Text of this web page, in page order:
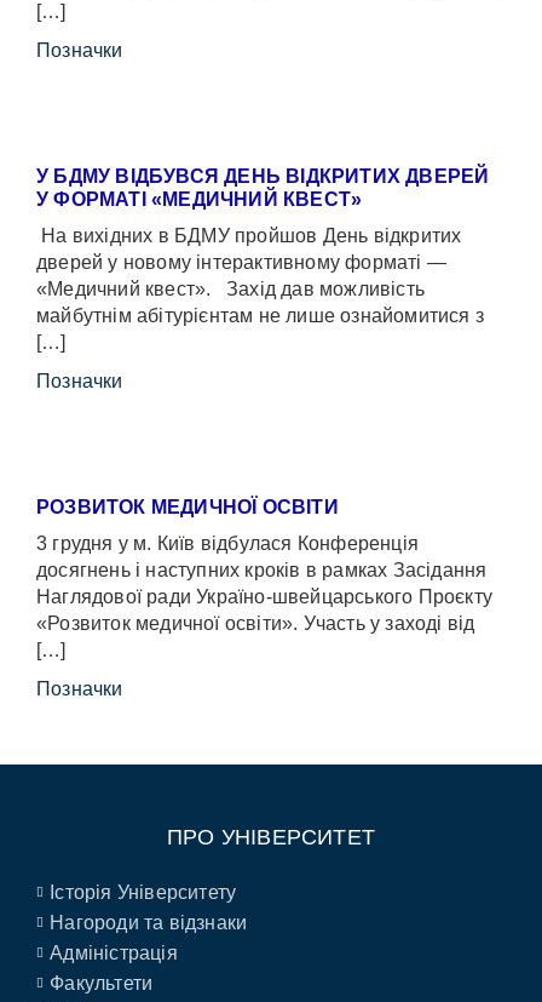
[…]
Позначки
У БДМУ ВІДБУВСЯ ДЕНЬ ВІДКРИТИХ ДВЕРЕЙ
У ФОРМАТІ «МЕДИЧНИЙ КВЕСТ»
На вихідних в БДМУ пройшов День відкритих
дверей у новому інтерактивному форматі —
«Медичний квест». Захід дав можливість
майбутнім абітурієнтам не лише ознайомитися з
[…]
Позначки
РОЗВИТОК МЕДИЧНОЇ ОСВІТИ
3 грудня у м. Київ відбулася Конференція
досягнень і наступних кроків в рамках Засідання
Наглядової ради Україно-швейцарського Проєкту
«Розвиток медичної освіти». Участь у заході від
[…]
Позначки
ПРО УНІВЕРСИТЕТ
Історія Університету
Нагороди та відзнаки
Адміністрація
Факультети